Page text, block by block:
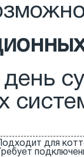
Подходит для
Требует